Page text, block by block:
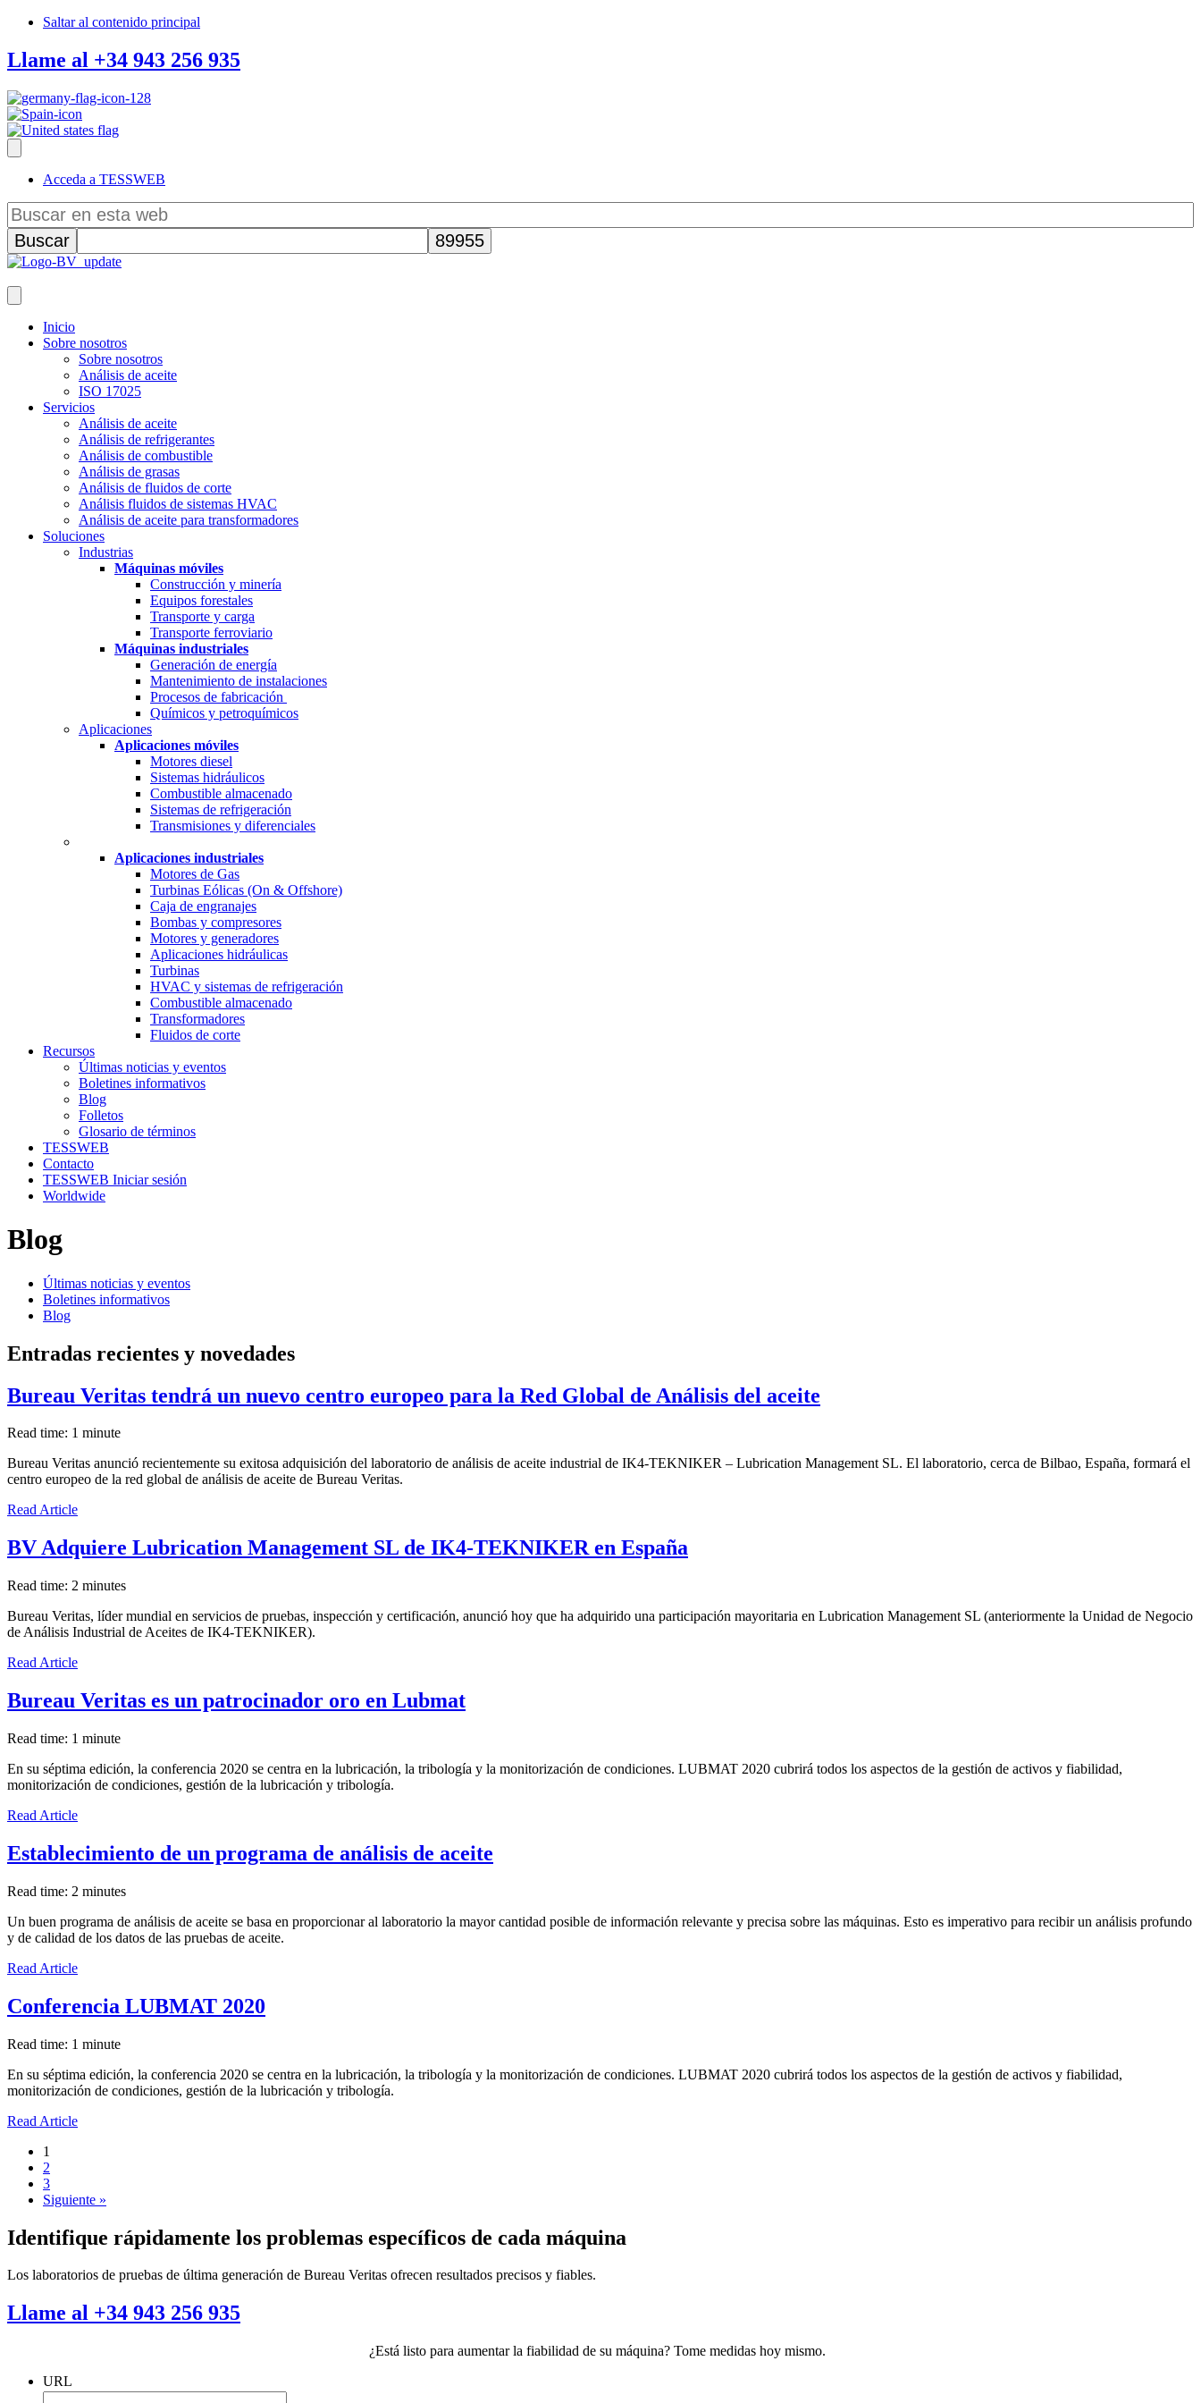
Saltar al contenido principal
Llame al +34 943 256 935
Acceda a TESSWEB
Buscar
en
esta
web
Inicio
Sobre nosotros
Sobre nosotros
Análisis de aceite
ISO 17025
Servicios
Análisis de aceite
Análisis de refrigerantes
Análisis de combustible
Análisis de grasas
Análisis de fluidos de corte
Análisis fluidos de sistemas HVAC
Análisis de aceite para transformadores
Soluciones
Industrias
Máquinas móviles
Construcción y minería
Equipos forestales
Transporte y carga
Transporte ferroviario
Máquinas industriales
Generación de energía
Mantenimiento de instalaciones
Procesos de fabricación
Químicos y petroquímicos
Aplicaciones
Aplicaciones móviles
Motores diesel
Sistemas hidráulicos
Combustible almacenado
Sistemas de refrigeración
Transmisiones y diferenciales
Aplicaciones industriales
Motores de Gas
Turbinas Eólicas (On & Offshore)
Caja de engranajes
Bombas y compresores
Motores y generadores
Aplicaciones hidráulicas
Turbinas
HVAC y sistemas de refrigeración
Combustible almacenado
Transformadores
Fluidos de corte
Recursos
Últimas noticias y eventos
Boletines informativos
Blog
Folletos
Glosario de términos
TESSWEB
Contacto
TESSWEB Iniciar sesión
Worldwide
Blog
Últimas noticias y eventos
Boletines informativos
Blog
Entradas recientes y novedades
Bureau Veritas tendrá un nuevo centro europeo para la Red Global de Análisis del aceite
Read time: 1 minute
Bureau Veritas anunció recientemente su exitosa adquisición del laboratorio de análisis de aceite industrial de IK4-TEKNIKER – Lubrication Management SL. El laboratorio, cerca de Bilbao, España, formará el
centro europeo de la red global de análisis de aceite de Bureau Veritas.
Read Article
BV Adquiere Lubrication Management SL de IK4-TEKNIKER en España
Read time: 2 minutes
Bureau Veritas, líder mundial en servicios de pruebas, inspección y certificación, anunció hoy que ha adquirido una participación mayoritaria en Lubrication Management SL (anteriormente la Unidad de Negocio
de Análisis Industrial de Aceites de IK4-TEKNIKER).
Read Article
Bureau Veritas es un patrocinador oro en Lubmat
Read time: 1 minute
En su séptima edición, la conferencia 2020 se centra en la lubricación, la tribología y la monitorización de condiciones. LUBMAT 2020 cubrirá todos los aspectos de la gestión de activos y fiabilidad,
monitorización de condiciones, gestión de la lubricación y tribología.
Read Article
Establecimiento de un programa de análisis de aceite
Read time: 2 minutes
Un buen programa de análisis de aceite se basa en proporcionar al laboratorio la mayor cantidad posible de información relevante y precisa sobre las máquinas. Esto es imperativo para recibir un análisis profundo
y de calidad de los datos de las pruebas de aceite.
Read Article
Conferencia LUBMAT 2020
Read time: 1 minute
En su séptima edición, la conferencia 2020 se centra en la lubricación, la tribología y la monitorización de condiciones. LUBMAT 2020 cubrirá todos los aspectos de la gestión de activos y fiabilidad,
monitorización de condiciones, gestión de la lubricación y tribología.
Read Article
1
2
3
Siguiente »
Identifique rápidamente los problemas específicos de cada máquina
Los laboratorios de pruebas de última generación de Bureau Veritas ofrecen resultados precisos y fiables.
Llame al +34 943 256 935
¿Está listo para aumentar la fiabilidad de su máquina? Tome medidas hoy mismo.
URL